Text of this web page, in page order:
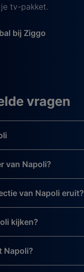
tv-pakket.
bij Ziggo
vragen
van Napoli?
van Napoli eruit?
kijken?
Napoli?